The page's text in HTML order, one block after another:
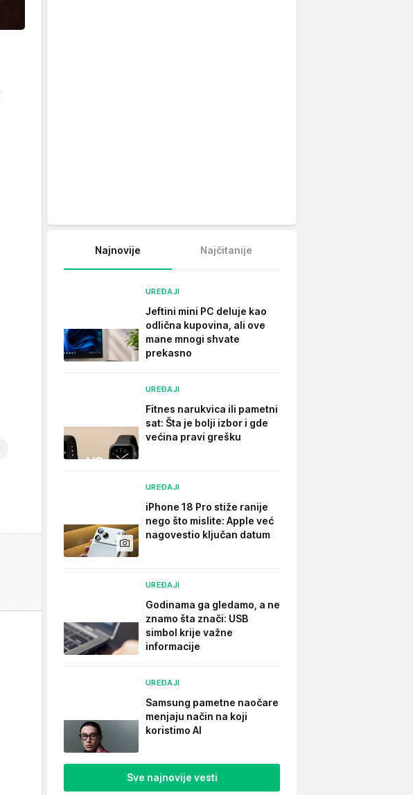
Najnovije Najčitanije
UREĐAJI
Jeftini mini PC deluje kao
odlična kupovina, ali ove
mane mnogi shvate
prekasno
UREĐAJI
Fitnes narukvica ili pametni
sat: Šta je bolji izbor i gde
većina pravi grešku
UREĐAJI
iPhone 18 Pro stiže ranije
nego što mislite: Apple već
nagovestio ključan datum
UREĐAJI
Godinama ga gledamo, a ne
znamo šta znači: USB
simbol krije važne
informacije
UREĐAJI
Samsung pametne naočare
menjaju način na koji
koristimo AI
Sve najnovije vesti